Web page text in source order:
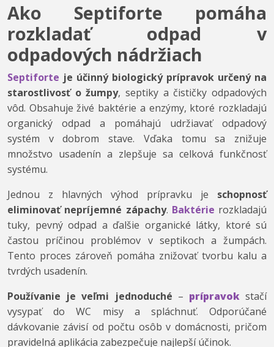
Ako Septiforte pomáha
rozkladať odpad v
odpadových nádržiach
Septiforte je účinný biologický prípravok určený na
starostlivosť o žumpy, septiky a čističky odpadových
vôd. Obsahuje živé baktérie a enzýmy, ktoré rozkladajú
organický odpad a pomáhajú udržiavať odpadový
systém v dobrom stave. Vďaka tomu sa znižuje
množstvo usadenín a zlepšuje sa celková funkčnosť
systému.
Jednou z hlavných výhod prípravku je schopnosť
eliminovať nepríjemné zápachy. Baktérie rozkladajú
tuky, pevný odpad a ďalšie organické látky, ktoré sú
častou príčinou problémov v septikoch a žumpách.
Tento proces zároveň pomáha znižovať tvorbu kalu a
tvrdých usadenín.
Používanie je veľmi jednoduché – prípravokstačí
vysypať do WC misy a spláchnuť. Odporúčané
dávkovanie závisí od počtu osôb v domácnosti, pričom
pravidelná aplikácia zabezpečuje najlepší účinok.